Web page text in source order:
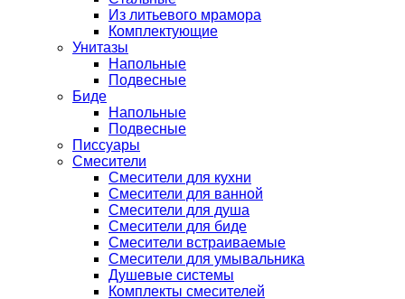
Из литьевого мрамора
Комплектующие
Унитазы
Напольные
Подвесные
Биде
Напольные
Подвесные
Писсуары
Смесители
Смесители для кухни
Смесители для ванной
Смесители для душа
Смесители для биде
Смесители встраиваемые
Смесители для умывальника
Душевые системы
Комплекты смесителей